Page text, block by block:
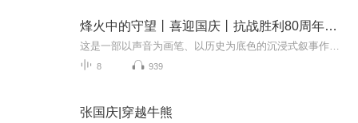
烽火中的守望丨喜迎国庆丨抗战胜利80周年丨广播剧
8 939
张国庆|穿越牛熊